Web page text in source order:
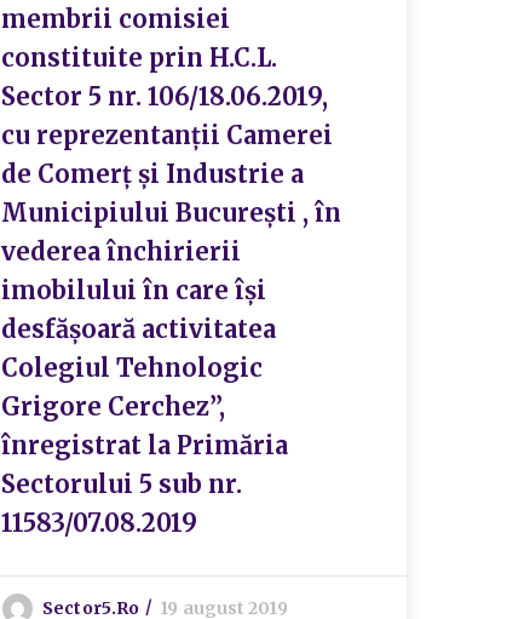
membrii comisiei
constituite prin H.C.L.
Sector 5 nr. 106/18.06.2019,
cu reprezentanții Camerei
de Comerț și Industrie a
Municipiului București , în
vederea închirierii
imobilului în care își
desfășoară activitatea
Colegiul Tehnologic
Grigore Cerchez”,
înregistrat la Primăria
Sectorului 5 sub nr.
11583/07.08.2019
Sector5.ro 19 august 2019